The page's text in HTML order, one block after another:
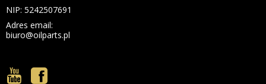
NIP: 5242507691
Adres email:
biuro@oilparts.pl